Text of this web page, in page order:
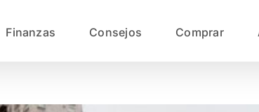
Finanzas Consejos Comprar